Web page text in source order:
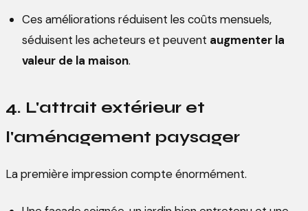
Ces améliorations réduisent les coûts mensuels,
séduisent les acheteurs et peuvent augmenter la
valeur de la maison.
4. L'attrait extérieur et
l'aménagement paysager
La première impression compte énormément.